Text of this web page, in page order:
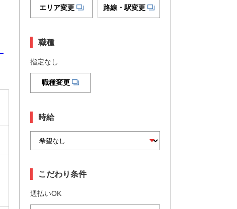
エリア変更 路線・駅変更
職種
指定なし
職種変更
時給
こだわり条件
週払いOK